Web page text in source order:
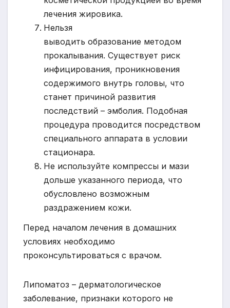
лечения жировика.
Нельзя
выводить образование методом
прокалывания. Существует риск
инфицирования, проникновения
содержимого внутрь головы, что
станет причиной развития
последствий – эмболия. Подобная
процедура проводится посредством
специального аппарата в условии
стационара.
Не используйте компрессы и мази
дольше указанного периода, что
обусловлено возможным
раздражением кожи.
Перед началом лечения в домашних
условиях необходимо
проконсультироваться с врачом.
Липоматоз – дерматологическое
заболевание, признаки которого не